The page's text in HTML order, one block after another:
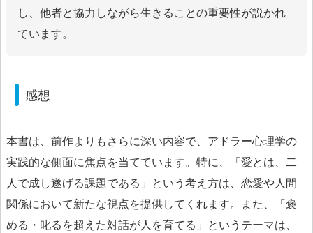
し、他者と協力しながら生きることの重要性が説かれ
ています。
感想
本書は、前作よりもさらに深い内容で、アドラー心理学の
実践的な側面に焦点を当てています。特に、「愛とは、二
人で成し遂げる課題である」という考え方は、恋愛や人間
関係において新たな視点を提供してくれます。また、「褒
める・叱るを超えた対話が人を育てる」というテーマは、